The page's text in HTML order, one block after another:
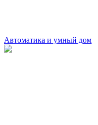
Автоматика и умный дом